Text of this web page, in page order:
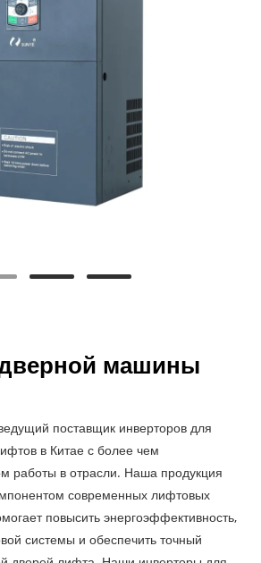
машины
поставщик инверторов для
в Китае с более чем
работы в отрасли. Наша продукция
современных лифтовых
повысить энергоэффективность,
системы и обеспечить точный